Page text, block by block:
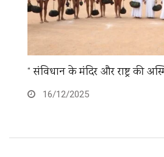
“ संविधान के मंदिर और राष्ट्र की
16/12/2025